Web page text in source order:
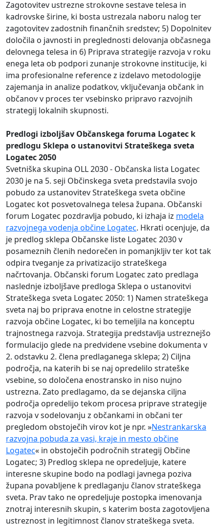
Zagotovitev ustrezne strokovne sestave telesa in
kadrovske širine, ki bosta ustrezala naboru nalog ter
zagotovitev zadostnih finančnih sredstev; 5) Dopolnitev
določila o javnosti in preglednosti delovanja občasnega
delovnega telesa in 6) Priprava strategije razvoja v roku
enega leta ob podpori zunanje strokovne institucije, ki
ima profesionalne reference z izdelavo metodologije
zajemanja in analize podatkov, vključevanja občank in
občanov v proces ter vsebinsko pripravo razvojnih
strategij lokalnih skupnosti.
Predlogi izboljšav Občanskega foruma Logatec k
predlogu Sklepa o ustanovitvi Strateškega sveta
Logatec 2050
Svetniška skupina OLL 2030 - Občanska lista Logatec
2030 je na 5. seji Občinskega sveta predstavila svojo
pobudo za ustanovitev Strateškega sveta občine
Logatec kot posvetovalnega telesa župana. Občanski
forum Logatec pozdravlja pobudo, ki izhaja iz modela
razvojnega vodenja občine Logatec. Hkrati ocenjuje, da
je predlog sklepa Občanske liste Logatec 2030 v
posameznih členih nedorečen in pomanjkljiv ter kot tak
odpira tveganje za privatizacijo strateškega
načrtovanja. Občanski forum Logatec zato predlaga
naslednje izboljšave predloga Sklepa o ustanovitvi
Strateškega sveta Logatec 2050: 1) Namen strateškega
sveta naj bo priprava enotne in celostne strategije
razvoja občine Logatec, ki bo temeljila na konceptu
trajnostnega razvoja. Strategija predstavlja ustreznejšo
formulacijo glede na predvidene vsebine dokumenta v
2. odstavku 2. člena predlaganega sklepa; 2) Ciljna
področja, na katerih bi se naj opredelilo strateške
vsebine, so določena enostransko in niso nujno
ustrezna. Zato predlagamo, da se dejanska ciljna
področja opredelijo tekom procesa priprave strategije
razvoja v sodelovanju z občankami in občani ter
pregledom obstoječih virov kot je npr. »Nestrankarska
razvojna pobuda za vasi, kraje in mesto občine
Logatec« in obstoječih področnih strategij Občine
Logatec; 3) Predlog sklepa ne opredeljuje, katere
interesne skupine bodo na podlagi javnega poziva
župana povabljene k predlaganju članov strateškega
sveta. Prav tako ne opredeljuje postopka imenovanja
znotraj interesnih skupin, s katerim bosta zagotovljena
ustreznost in legitimnost članov strateškega sveta.